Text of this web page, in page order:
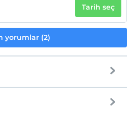
Tarih seç
yorumlar (2)